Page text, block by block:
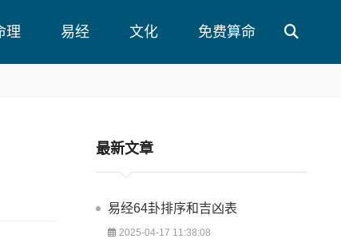
理 易经 文化 免费算命
最新文章
易经64卦排序和吉凶表
2025-04-17 11:38:08